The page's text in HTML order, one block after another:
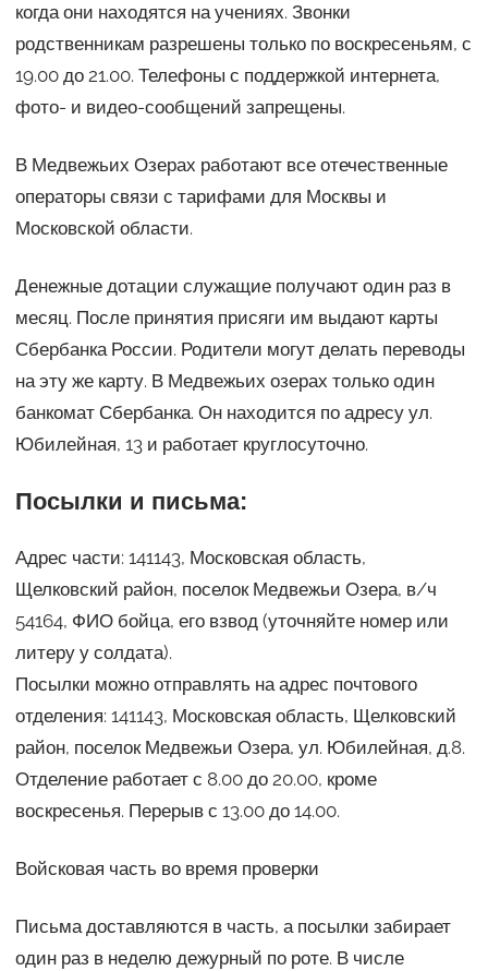
когда они находятся на учениях. Звонки
родственникам разрешены только по воскресеньям, с
19.00 до 21.00. Телефоны с поддержкой интернета,
фото- и видео-сообщений запрещены.
В Медвежьих Озерах работают все отечественные
операторы связи с тарифами для Москвы и
Московской области.
Денежные дотации служащие получают один раз в
месяц. После принятия присяги им выдают карты
Сбербанка России. Родители могут делать переводы
на эту же карту. В Медвежьих озерах только один
банкомат Сбербанка. Он находится по адресу ул.
Юбилейная, 13 и работает круглосуточно.
Посылки и письма:
Адрес части: 141143, Московская область,
Щелковский район, поселок Медвежьи Озера, в/ч
54164, ФИО бойца, его взвод (уточняйте номер или
литеру у солдата).
Посылки можно отправлять на адрес почтового
отделения: 141143, Московская область, Щелковский
район, поселок Медвежьи Озера, ул. Юбилейная, д.8.
Отделение работает с 8.00 до 20.00, кроме
воскресенья. Перерыв с 13.00 до 14.00.
Войсковая часть во время проверки
Письма доставляются в часть, а посылки забирает
один раз в неделю дежурный по роте. В числе